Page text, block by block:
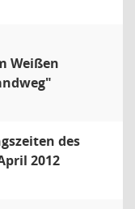
Weißen
des
2012